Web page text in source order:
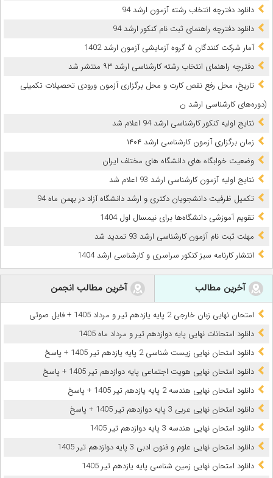
دانلود دفترچه انتخاب رشته آزمون ارشد 94
دانلود دفترچه راهنمای ثبت نام کنکور ارشد 94
آمار شرکت کنندگان ۵ گروه آزمایشی آزمون ارشد 1402
دفترچه راهنمای انتخاب رشته کارشناسی ارشد ۹۳ منتشر شد
تاریخ‌، محل‌ رفع نقص کارت و محل‌ برگزاری‌ آزمون‌ ورودی‌ تحصیلات‌ تکمیلی‌
(دوره‌های‌ کارشناسی‌ ارشد ن
نتایج اولیه کنکور کارشناسی ارشد 94 اعلام شد
زمان برگزاری آزمون کارشناسی‌ ارشد ۱۴۰۴
وضعیت خوابگاه های دانشگاه های مختلف ایران
نتایج اولیه آزمون کارشناسی ارشد 93 اعلام شد
تکمیل ظرفیت دانشجویان دکتری و ارشد دانشگاه آزاد در بهمن ماه 94
تقویم آموزشی دانشگاه‌ها برای نیمسال اول 1404
مهلت ثبت نام آزمون کارشناسی ارشد 93 تمدید شد
انتشار کارنامه سبز کنکور سراسری و کارشناسی ارشد 1404
آخرین مطالب آخرین مطالب انجمن
امتحان نهایی زبان خارجی 2 پایه یازدهم تیر و مرداد 1405 + فایل صوتی
دانلود امتحانات نهایی پایه دوازدهم تیر و مرداد ماه 1405
دانلود امتحان نهایی زیست شناسی 2 پایه یازدهم تیر 1405 + پاسخ
دانلود امتحان نهایی هویت اجتماعی پایه دوازدهم تیر 1405 + پاسخ
دانلود امتحان نهایی هندسه 2 پایه یازدهم تیر 1405 + پاسخ
دانلود امتحان نهایی عربی 3 پایه دوازدهم تیر 1405 + پاسخ
دانلود امتحان نهایی هندسه 3 پایه دوازدهم تیر 1405
دانلود امتحان نهایی علوم و فنون ادبی 3 پایه دوازدهم تیر 1405
دانلود امتحان نهایی زمین شناسی پایه یازدهم تیر 1405